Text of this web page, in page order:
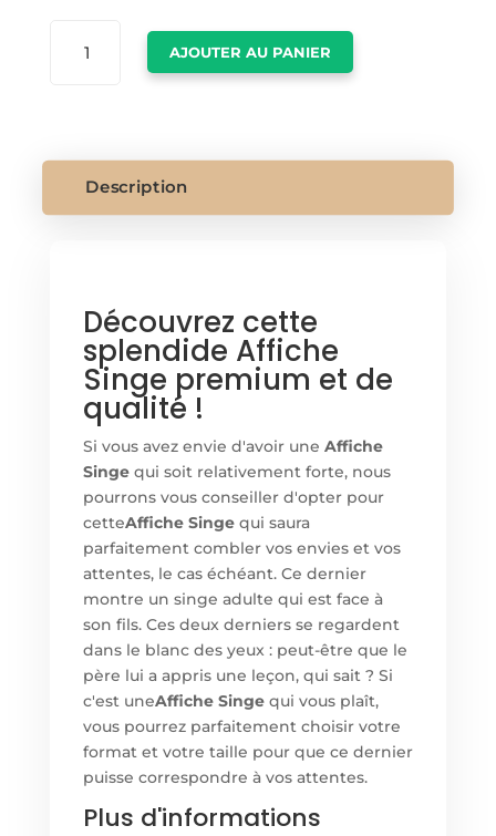
AJOUTER AU PANIER
Description
Découvrez cette
splendide Affiche
Singe premium et de
qualité !
Si vous avez envie d'avoir une Affiche
Singequi soit relativement forte, nous
pourrons vous conseiller d'opter pour
cetteAffiche Singequi saura
parfaitement combler vos envies et vos
attentes, le cas échéant. Ce dernier
montre un singe adulte qui est face à
son fils. Ces deux derniers se regardent
dans le blanc des yeux : peut-être que le
père lui a appris une leçon, qui sait ? Si
c'est uneAffiche Singequi vous plaît,
vous pourrez parfaitement choisir votre
format et votre taille pour que ce dernier
puisse correspondre à vos attentes.
Plus d'informations